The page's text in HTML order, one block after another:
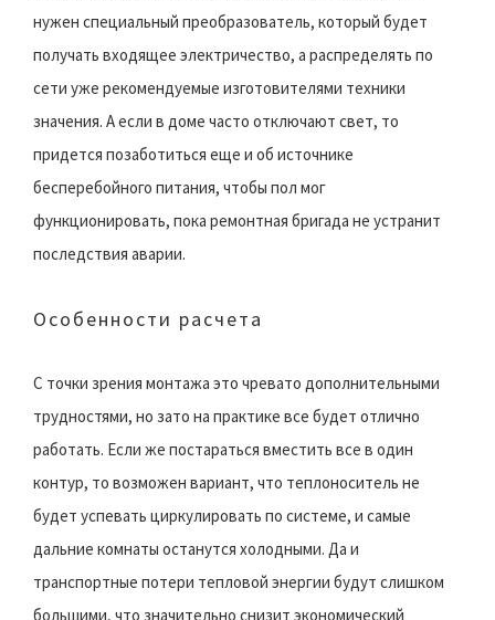
нужен специальный преобразователь, который будет
получать входящее электричество, а распределять по
сети уже рекомендуемые изготовителями техники
значения. А если в доме часто отключают свет, то
придется позаботиться еще и об источнике
бесперебойного питания, чтобы пол мог
функционировать, пока ремонтная бригада не устранит
последствия аварии.
Особенности расчета
С точки зрения монтажа это чревато дополнительными
трудностями, но зато на практике все будет отлично
работать. Если же постараться вместить все в один
контур, то возможен вариант, что теплоноситель не
будет успевать циркулировать по системе, и самые
дальние комнаты останутся холодными. Да и
транспортные потери тепловой энергии будут слишком
большими, что значительно снизит экономический